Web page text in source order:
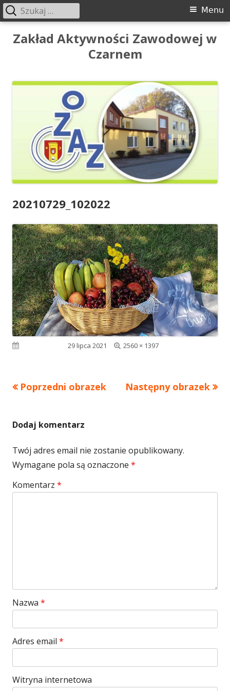
Przeskocz
Zakład Aktywności Zawodowej w
Czarnem
Menu
główne
Menu
Szukaj:
20210729_102022
Opublikowano29 lipca 2021
Pełny
2560 × 1397
Poprzedni obrazek Następny obrazek
Dodaj komentarz
Twój adres email nie zostanie opublikowany.
Wymagane pola są oznaczone *
Komentarz *
Nazwa *
Adres email *
Witryna internetowa